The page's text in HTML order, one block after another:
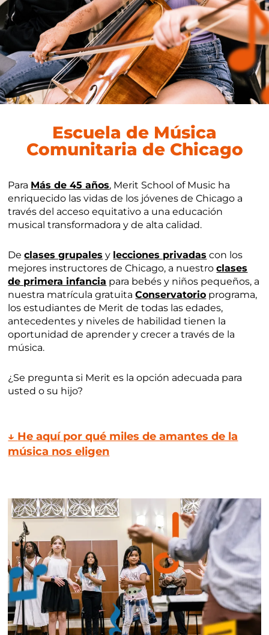
Escuela de Música
Comunitaria de Chicago
Para Más de 45 años, Merit School of Music ha
enriquecido las vidas de los jóvenes de Chicago a
través del acceso equitativo a una educación
musical transformadora y de alta calidad.
Declases grupales y lecciones privadas con los
mejores instructores de Chicago, a nuestroclases
de primera infancia para bebés y niños pequeños, a
nuestra matrícula gratuitaConservatorio programa,
los estudiantes de Merit de todas las edades,
antecedentes y niveles de habilidad tienen la
oportunidad de aprender y crecer a través de la
música.
¿Se pregunta si Merit es la opción adecuada para
usted o su hijo?
↓ He aquí por qué miles de amantes de la
música nos eligen